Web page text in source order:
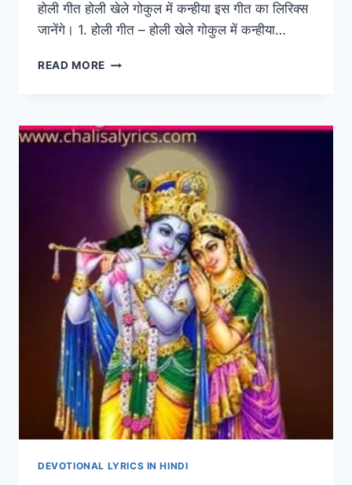
होली गीत होली खेले गोकुल में कन्हीया इस गीत का लिरिक्स
जानेंगे। 1. होली गीत – होली खेले गोकुल में कन्हीया…
READ MORE HOLI
खेले
गोकुल
कन्हीया
DEVOTIONAL LYRICS IN HINDI